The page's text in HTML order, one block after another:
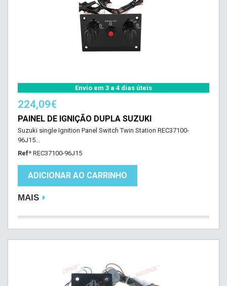
Envio em 3 a 4 dias úteis
224,09€
PAINEL DE IGNIÇÃO DUPLA SUZUKI
Suzuki single Ignition Panel Switch Twin Station REC37100-
96J15...
Refª REC37100-96J15
ADICIONAR AO CARRINHO
MAIS